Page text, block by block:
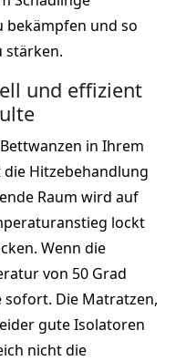
bekämpfen und so
stärken.
und effizient
in Ihrem
Hitzebehandlung
Raum wird auf
lockt
Wenn die
von 50 Grad
sofort. Die Matratzen,
gute Isolatoren
nicht die